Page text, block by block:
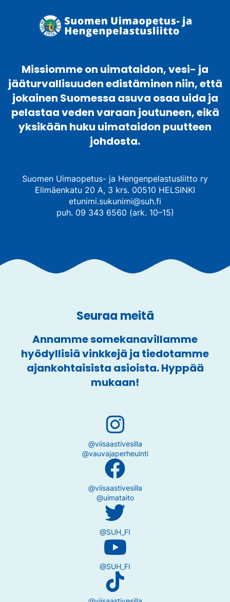
Missiomme on uimataidon, vesi- ja
jääturvallisuuden edistäminen niin, että
jokainen Suomessa asuva osaa uida ja
pelastaa veden varaan joutuneen, eikä
yksikään huku uimataidon puutteen
johdosta.
Suomen Uimaopetus- ja Hengenpelastusliitto ry
Elimäenkatu 20 A, 3 krs. 00510 HELSINKI
etunimi.sukunimi@suh.fi
puh. 09 343 6560 (ark. 10–15)
Seuraa meitä
Annamme somekanavillamme
hyödyllisiä vinkkejä ja tiedotamme
ajankohtaisista asioista. Hyppää
mukaan!
@viisaastivesilla
@vauvajaperheuinti
@viisaastivesilla
@uimataito
@SUH_FI
@SUH_FI